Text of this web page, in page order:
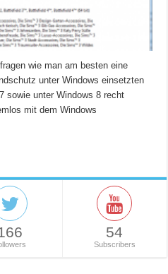
wie man am besten eine
unter Windows einsetzten
sowie unter Windows 8 recht
mit dem Windows
54
Subscribers